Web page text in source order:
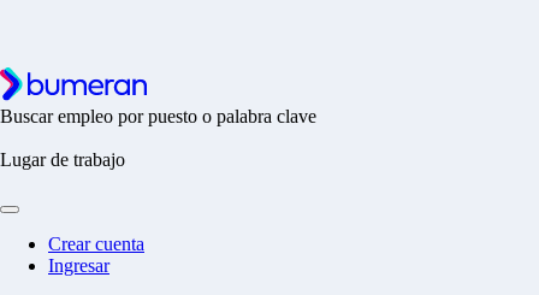
Buscar empleo por puesto o palabra clave
Lugar de trabajo
Crear cuenta
Ingresar